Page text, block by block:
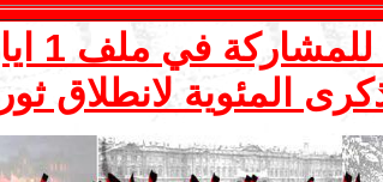
في ملف 1 ايار- ماي عيد العمال العالمي 2017
المئوية لانطلاق